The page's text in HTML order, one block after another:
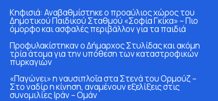
Κηφισιά: Αναβαθμίστηκε ο προαύλιος χώρος του
Δημοτικού Παιδικού Σταθμού «Σοφία Γκίκα» – Πιο
όμορφο και ασφαλές περιβάλλον για τα παιδιά
Προφυλακίστηκαν ο Δήμαρχος Στυλίδας και ακόμη
τρία άτομα για την υπόθεση των καταστροφικών
πυρκαγιών
«Παγώνει» η ναυσιπλοΐα στα Στενά του Ορμούζ –
Στο ναδίρ η κίνηση, αναμένουν εξελίξεις στις
συνομιλίες Ιράν – Ομάν